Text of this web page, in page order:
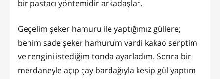
bir pastacı yöntemidir arkadaşlar.
Geçelim şeker hamuru ile yaptığımız güllere;
benim sade şeker hamurum vardi kakao serptim
ve rengini istediğim tonda ayarladım. Sonra bir
merdaneyle açıp çay bardağıyla kesip gül yaptım